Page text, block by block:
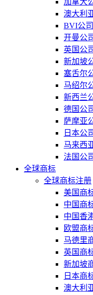
澳大利
BVI公司
开曼公
英国公
新加坡
塞舌尔
马绍尔
新西兰
德国公
萨摩亚
日本公
马来西
法国公
全球商标
全球商标注册
美国商
中国商
中国香
欧盟商
马德里
英国商
新加坡
日本商
澳大利